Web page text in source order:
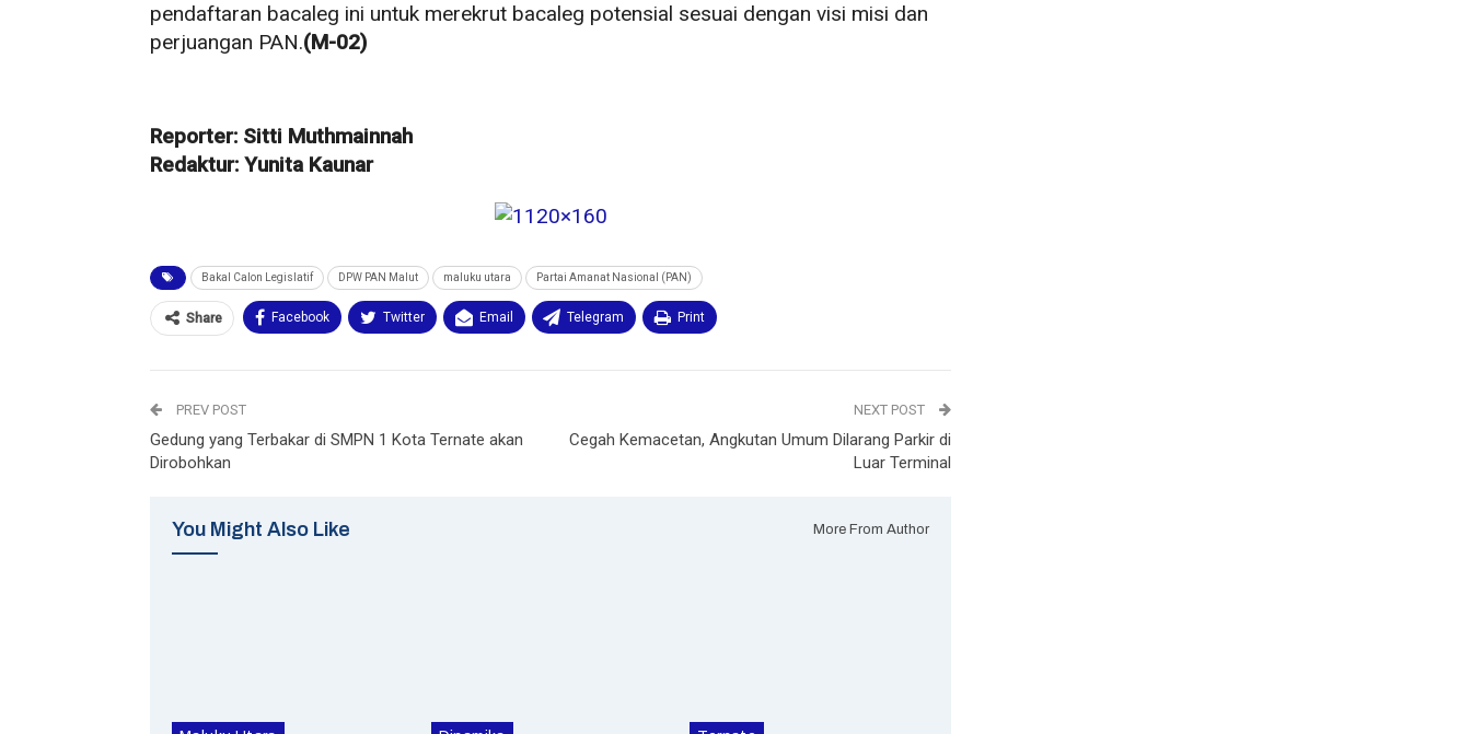
pendaftaran bacaleg ini untuk merekrut bacaleg potensial sesuai dengan visi misi dan
perjuangan PAN.(M-02)
Reporter: Sitti Muthmainnah
Redaktur: Yunita Kaunar
Bakal Calon Legislatif DPW PAN Malut maluku utara Partai Amanat Nasional (PAN)
Share Facebook Twitter Email Telegram Print
PREV POST
Gedung yang Terbakar di SMPN 1 Kota Ternate akan
Dirobohkan
NEXT POST
Cegah Kemacetan, Angkutan Umum Dilarang Parkir di
Luar Terminal
You Might Also Like More From Author